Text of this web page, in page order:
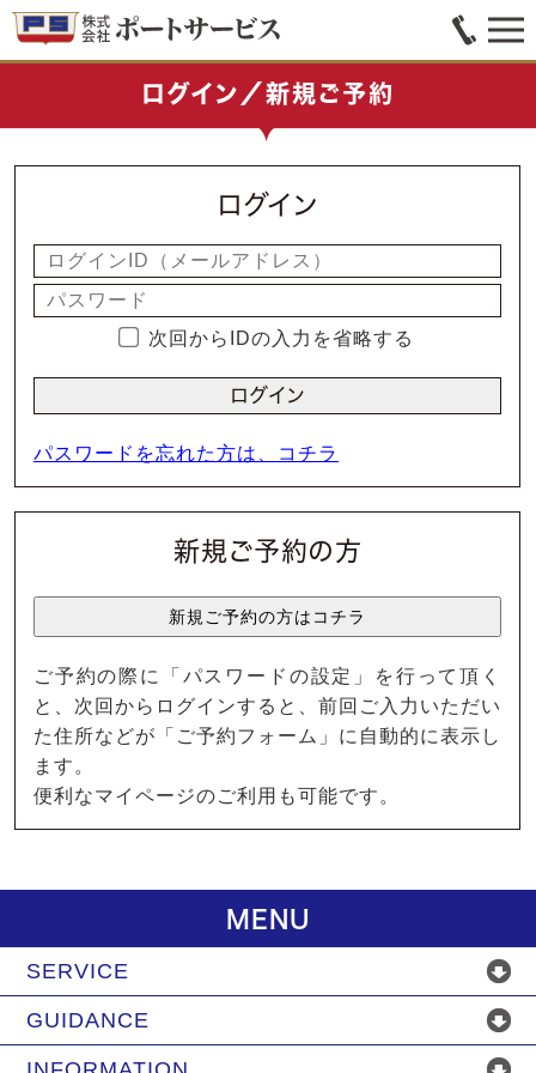
ログイン／新規ご予約
ログイン
次回からIDの入力を省略する
パスワードを忘れた方は、コチラ
新規ご予約の方
ご予約の際に「パスワードの設定」を行って頂く
と、次回からログインすると、前回ご入力いただい
た住所などが「ご予約フォーム」に自動的に表示し
ます。
便利なマイページのご利用も可能です。
MENU
SERVICE
GUIDANCE